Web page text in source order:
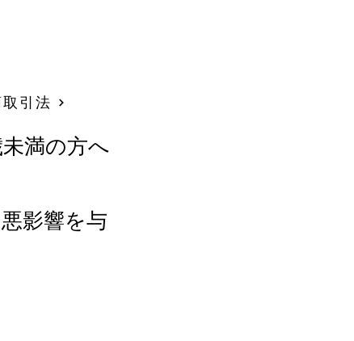
引法
満の方へ
影響を与